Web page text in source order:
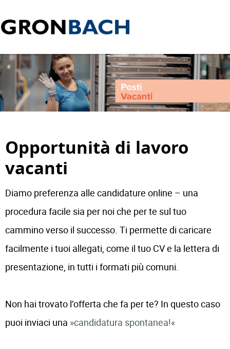
Opportunità di lavoro
vacanti
Diamo preferenza alle candidature online – una
procedura facile sia per noi che per te sul tuo
cammino verso il successo. Ti permette di caricare
facilmente i tuoi allegati, come il tuo CV e la lettera di
presentazione, in tutti i formati più comuni.
Non hai trovato l’offerta che fa per te? In questo caso
puoi inviaci una candidatura spontanea!